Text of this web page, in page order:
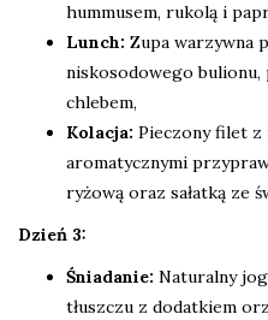
hummusem, rukolą i
Lunch: Zupa warzywna
niskosodowego bulionu,
chlebem,
Kolacja: Pieczony filet z
aromatycznymi
ryżową oraz sałatką ze
Dzień 3:
Śniadanie: Naturalny
tłuszczu z dodatkiem